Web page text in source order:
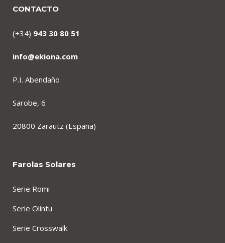
CONTACTO
(+34) 943 30 80 51
info@ekiona.com
P.I. Abendaño
Sarobe, 6
20800 Zarautz (España)
Farolas Solares
Serie Romi
Serie Olintu
Serie Crosswalk